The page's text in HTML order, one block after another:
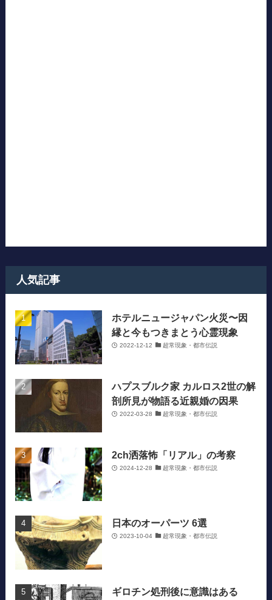
人気記事
ホテルニュージャパン火災〜因
縁と今もつきまとう心霊現象
2022-12-12 超常現象・都市伝説
ハプスブルク家 カルロス2世の解
剖所見が物語る近親婚の因果
2022-03-28 超常現象・都市伝説
2ch洒落怖「リアル」の考察
2024-12-28 超常現象・都市伝説
日本のオーパーツ 6選
2023-10-04 超常現象・都市伝説
ギロチン処刑後に意識はある